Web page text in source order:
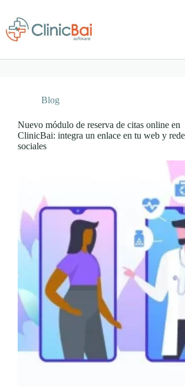
contenido
Blog
Nuevo módulo de reserva de citas online en
ClinicBai: integra un enlace en tu web y
sociales